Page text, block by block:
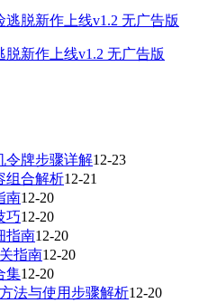
新作上线v1.2 无广告版
令牌步骤详解12-23
组合解析12-21
南12-20
巧12-20
指南12-20
指南12-20
集12-20
法与使用步骤解析12-20